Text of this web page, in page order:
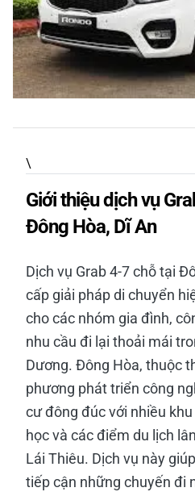
\
Giới thiệu dịch vụ
Đông Hòa, Dĩ An
Dịch vụ Grab 4-7 chỗ tại
cấp giải pháp di chuyển
cho các nhóm gia đình,
nhu cầu đi lại thoải mái
Dương. Đông Hòa, thuộc
phương phát triển công
cư đông đúc với nhiều
học và các điểm du lịch
Lái Thiêu. Dịch vụ này
tiếp cận những chuyến đi